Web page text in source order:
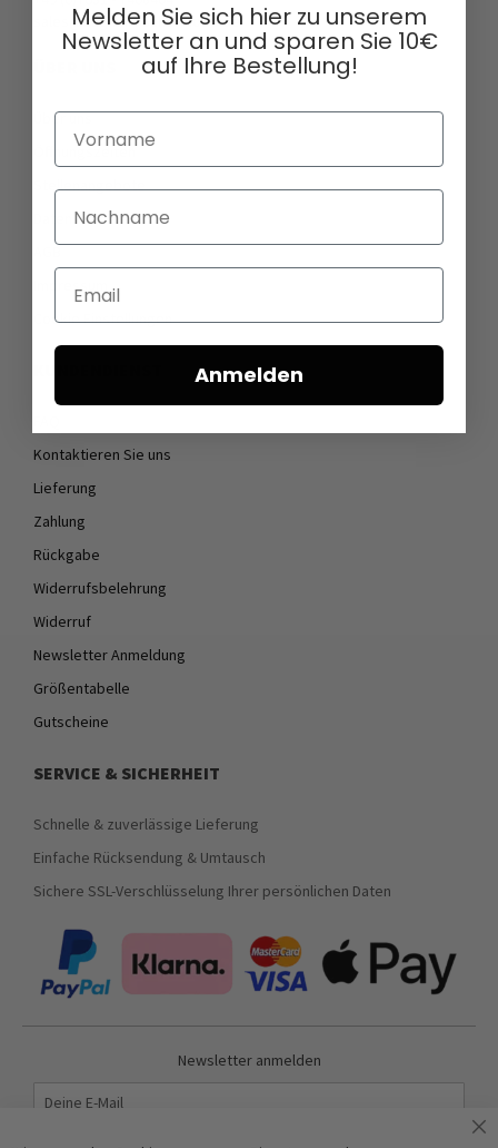
sales@dagmarfischermode.de
Über uns
Öffnungszeiten
Datenschutz
AGB
Cookie Einstellungen
Kontaktieren Sie uns
Lieferung
Zahlung
Rückgabe
Widerrufsbelehrung
Widerruf
Newsletter Anmeldung
Größentabelle
Gutscheine
SERVICE & SICHERHEIT
Schnelle & zuverlässige Lieferung
Einfache Rücksendung & Umtausch
Sichere SSL-Verschlüsselung Ihrer persönlichen Daten
Newsletter anmelden
Melden Sie sich hier zu unserem
Newsletter an und sparen Sie 10€
auf Ihre Bestellung!
Vorname
Nachname
Email
Anmelden